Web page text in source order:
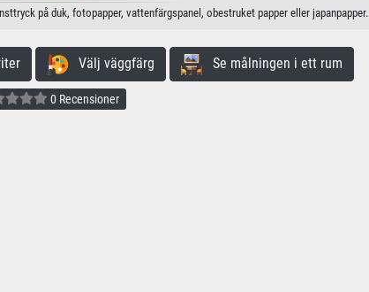
på duk, fotopapper, vattenfärgspanel, obestruket papper eller japanpapper.
Välj väggfärg Se målningen i ett rum
0 Recensioner